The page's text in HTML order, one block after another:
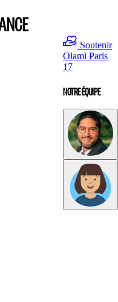
Soutenir
Olami Paris
17
NOTRE ÉQUIPE